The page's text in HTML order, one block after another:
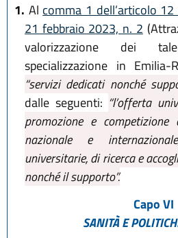
1. Al comma 1 dell’articolo
21 febbraio 2023, n. 2
valorizzazione dei
specializzazione in Emilia-
“servizi dedicati nonché
dalle seguenti: “l’offerta
promozione e
nazionale e
universitarie, di ricerca e
nonché il supporto”.
Capo VI
SANITÀ E